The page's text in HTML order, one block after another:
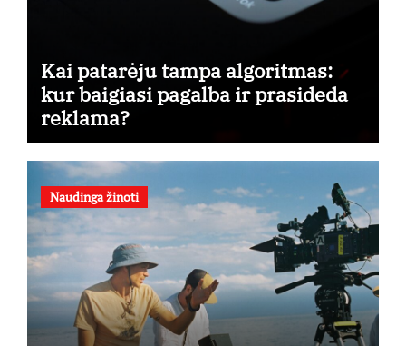
Kai patarėju tampa algoritmas:
kur baigiasi pagalba ir prasideda
reklama?
Naudinga žinoti